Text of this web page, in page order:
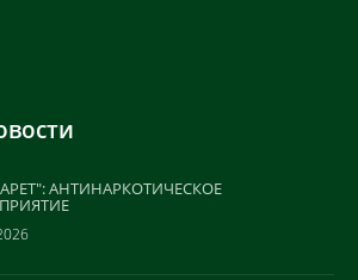
АНТИНАРКОТИЧЕСКОЕ